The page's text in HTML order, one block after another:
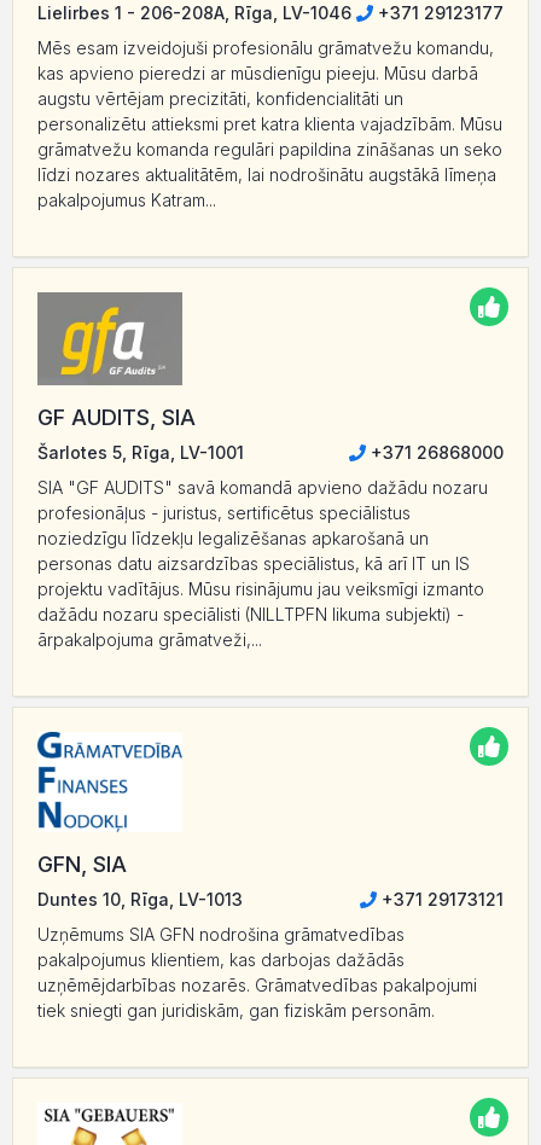
Lielirbes 1 - 206-208A, Rīga, LV-1046
+371 29123177
Mēs esam izveidojuši profesionālu grāmatvežu komandu,
kas apvieno pieredzi ar mūsdienīgu pieeju. Mūsu darbā
augstu vērtējam precizitāti, konfidencialitāti un
personalizētu attieksmi pret katra klienta vajadzībām. Mūsu
grāmatvežu komanda regulāri papildina zināšanas un seko
līdzi nozares aktualitātēm, lai nodrošinātu augstākā līmeņa
pakalpojumus Katram...
GF AUDITS, SIA
Šarlotes 5, Rīga, LV-1001
+371 26868000
SIA "GF AUDITS" savā komandā apvieno dažādu nozaru
profesionāļus - juristus, sertificētus speciālistus
noziedzīgu līdzekļu legalizēšanas apkarošanā un
personas datu aizsardzības speciālistus, kā arī IT un IS
projektu vadītājus. Mūsu risinājumu jau veiksmīgi izmanto
dažādu nozaru speciālisti (NILLTPFN likuma subjekti) -
ārpakalpojuma grāmatveži,...
GFN, SIA
Duntes 10, Rīga, LV-1013
+371 29173121
Uzņēmums SIA GFN nodrošina grāmatvedības
pakalpojumus klientiem, kas darbojas dažādās
uzņēmējdarbības nozarēs. Grāmatvedības pakalpojumi
tiek sniegti gan juridiskām, gan fiziskām personām.